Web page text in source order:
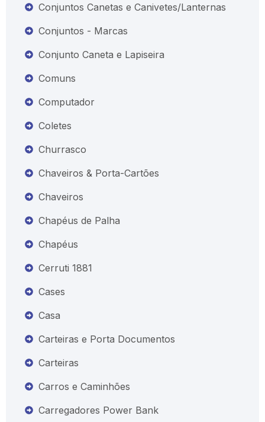
Conjuntos Canetas e Canivetes/Lanternas
Conjuntos - Marcas
Conjunto Caneta e Lapiseira
Comuns
Computador
Coletes
Churrasco
Chaveiros & Porta-Cartões
Chaveiros
Chapéus de Palha
Chapéus
Cerruti 1881
Cases
Casa
Carteiras e Porta Documentos
Carteiras
Carros e Caminhões
Carregadores Power Bank